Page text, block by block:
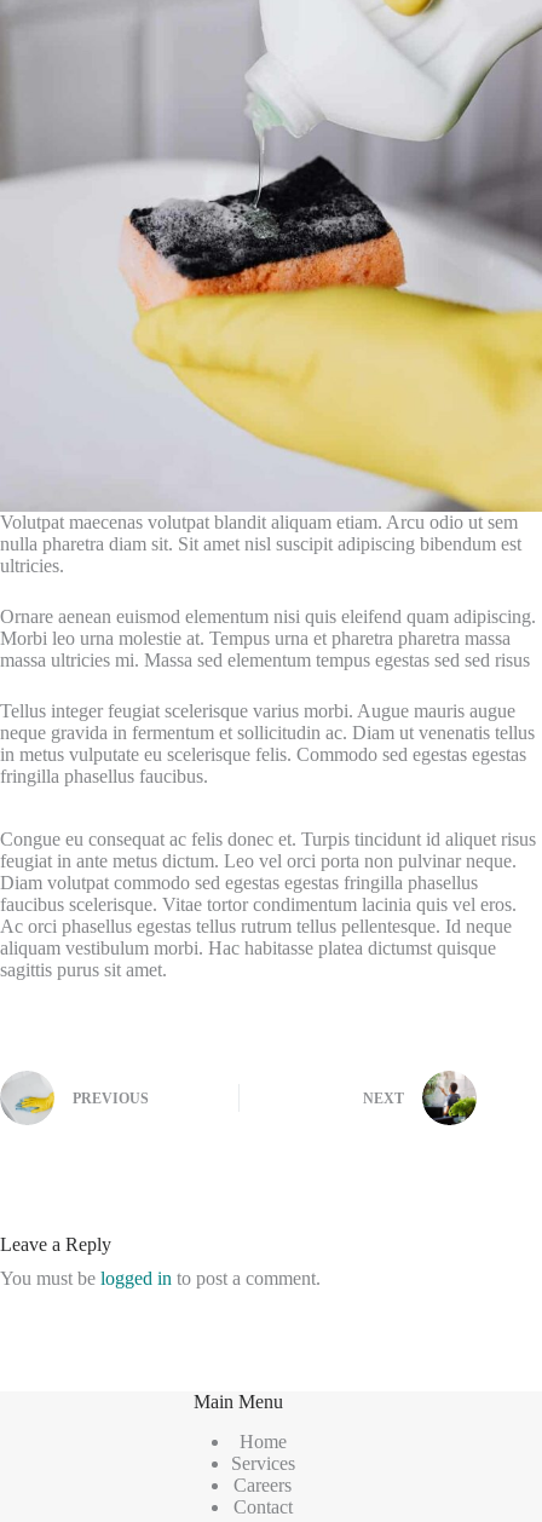
Volutpat maecenas volutpat blandit aliquam etiam. Arcu odio ut sem
nulla pharetra diam sit. Sit amet nisl suscipit adipiscing bibendum est
ultricies.
Ornare aenean euismod elementum nisi quis eleifend quam adipiscing.
Morbi leo urna molestie at. Tempus urna et pharetra pharetra massa
massa ultricies mi. Massa sed elementum tempus egestas sed sed risus
Tellus integer feugiat scelerisque varius morbi. Augue mauris augue
neque gravida in fermentum et sollicitudin ac. Diam ut venenatis tellus
in metus vulputate eu scelerisque felis. Commodo sed egestas egestas
fringilla phasellus faucibus.
Congue eu consequat ac felis donec et. Turpis tincidunt id aliquet risus
feugiat in ante metus dictum. Leo vel orci porta non pulvinar neque.
Diam volutpat commodo sed egestas egestas fringilla phasellus
faucibus scelerisque. Vitae tortor condimentum lacinia quis vel eros.
Ac orci phasellus egestas tellus rutrum tellus pellentesque. Id neque
aliquam vestibulum morbi. Hac habitasse platea dictumst quisque
sagittis purus sit amet.
PREVIOUS NEXT
Leave a Reply
You must be logged in to post a comment.
Main Menu
Home
Services
Careers
Contact